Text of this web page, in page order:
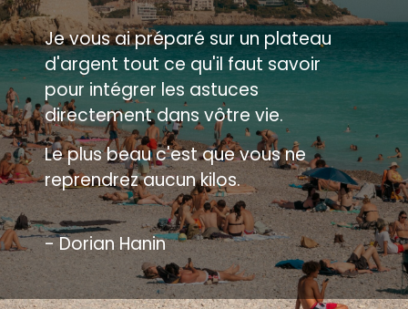
Je vous ai préparé sur un plateau
d'argent tout ce qu'il faut savoir
pour intégrer les astuces
directement dansvôtre vie.
Le plus beau c'est que vous ne
reprendrez aucun kilos.
- Dorian Hanin